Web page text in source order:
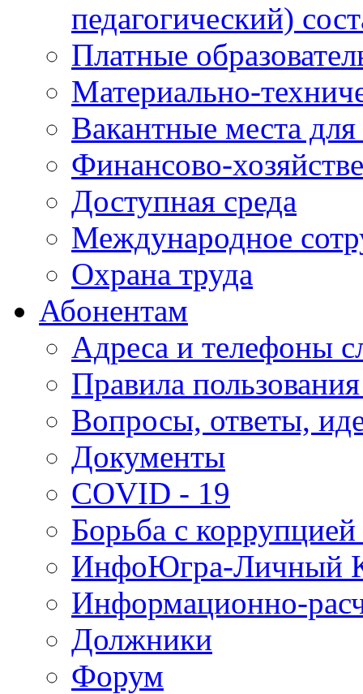
педагогический)
Платные
Материально-
Вакантные места
Финансово-
Доступная среда
Международное
Охрана труда
Абонентам
Адреса и телефоны
Правила
Вопросы, ответы,
Документы
COVID - 19
Борьба с
ИнфоЮгра-Личный
Информационно-
Должники
Форум